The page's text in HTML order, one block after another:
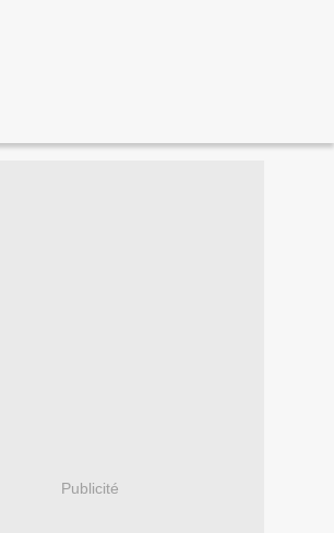
Publicité